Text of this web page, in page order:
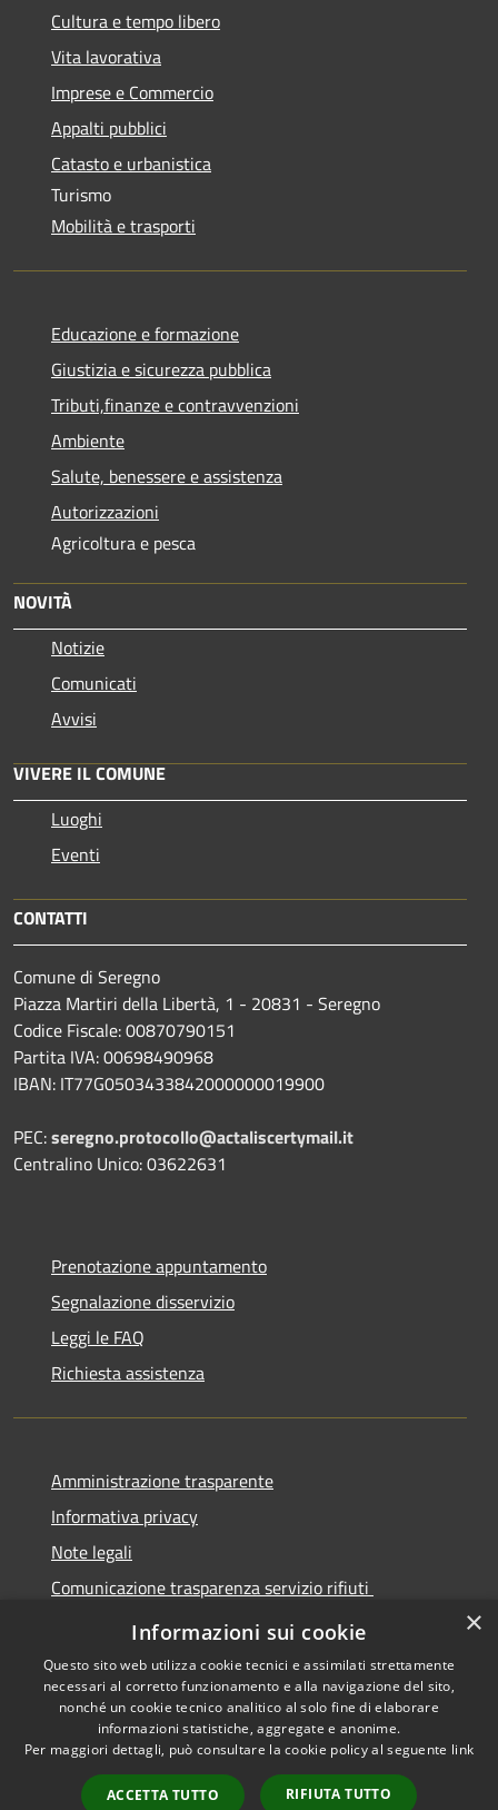
Cultura e tempo libero
Vita lavorativa
Imprese e Commercio
Appalti pubblici
Catasto e urbanistica
Turismo
Mobilità e trasporti
Educazione e formazione
Giustizia e sicurezza pubblica
Tributi,finanze e contravvenzioni
Ambiente
Salute, benessere e assistenza
Autorizzazioni
Agricoltura e pesca
NOVITÀ
Notizie
Comunicati
Avvisi
VIVERE IL COMUNE
Luoghi
Eventi
CONTATTI
Comune di Seregno
Piazza Martiri della Libertà, 1 - 20831 - Seregno
Codice Fiscale: 00870790151
Partita IVA: 00698490968
IBAN: IT77G0503433842000000019900
PEC:seregno.protocollo@actaliscertymail.it
Centralino Unico: 03622631
Prenotazione appuntamento
Segnalazione disservizio
Leggi le FAQ
Richiesta assistenza
Amministrazione trasparente
Informativa privacy
Note legali
Comunicazione trasparenza servizio rifiuti
Dichiarazione di accessibilità
Accessibilità
Copyright © 2026 • Città di
Seregno • Powered by
Municipium•
Accesso
×
Informazioni sui cookie
Questo sito web utilizza cookie tecnici e assimilati strettamente
necessari al corretto funzionamento e alla navigazione del sito,
nonché un cookie tecnico analitico al solo fine di elaborare
informazioni statistiche, aggregate e anonime.
Per maggiori dettagli, può consultare la cookie policy al seguente link
ACCETTA TUTTO RIFIUTA TUTTO